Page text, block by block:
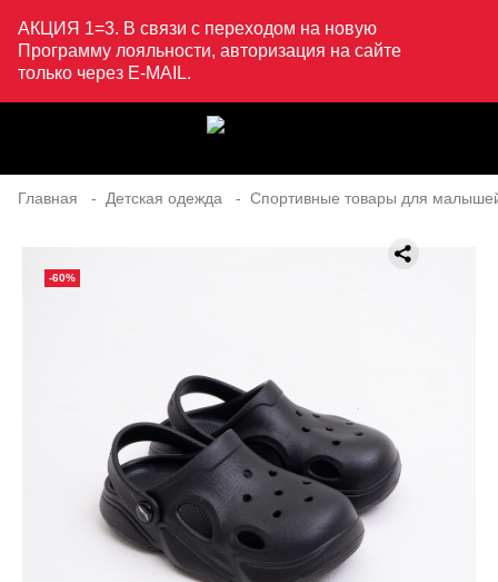
АКЦИЯ 1=3. В связи с переходом на новую
Программу лояльности, авторизация на сайте
только через E-MAIL.
Главная Детская одежда Спортивные товары для
-60%